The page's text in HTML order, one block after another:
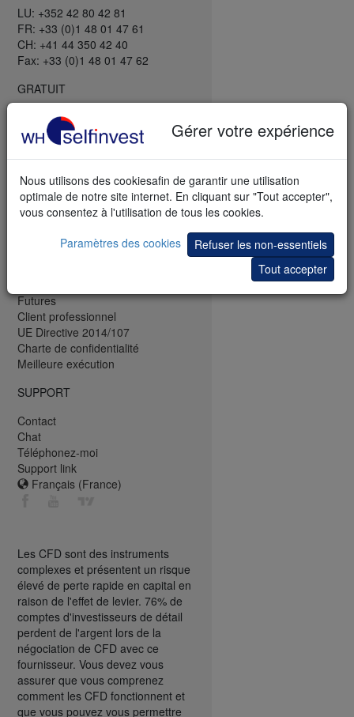
Gérer votre expérience
Nous utilisons des cookiesafin de garantir une utilisation
optimale de notre site internet. En cliquant sur "Tout accepter",
vous consentez à l'utilisation de tous les cookies.
Paramètres des cookies
Refuser les non-essentiels
Tout accepter
LU: +352 42 80 42 81
FR: +33 (0)1 48 01 47 61
CH: +41 44 350 42 40
Fax: +33 (0)1 48 01 47 62
GRATUIT
Webinaires et séminaires
Bibliothèque de trading
Démo de trading
Démo mobile
Newsletter
Trading blog
Savoir boursier
INFORMATION
Futures
Client professionnel
UE Directive 2014/107
Charte de confidentialité
Meilleure exécution
SUPPORT
Contact
Chat
Téléphonez-moi
Support link
Français (France)
Les CFD sont des instruments
complexes et présentent un risque
élevé de perte rapide en capital en
raison de l'effet de levier. 76% de
comptes d'investisseurs de détail
perdent de l'argent lors de la
négociation de CFD avec ce
fournisseur. Vous devez vous
assurer que vous comprenez
comment les CFD fonctionnent et
que vous pouvez vous permettre